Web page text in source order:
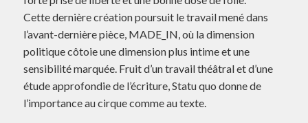
Cette dernière création poursuit le travail mené dans
l’avant-dernière pièce, MADE_IN, où la dimension
politique côtoie une dimension plus intime et une
sensibilité marquée. Fruit d’un travail théâtral et d’une
étude approfondie de l’écriture, Statu quo donne de
l’importance au cirque comme au texte.